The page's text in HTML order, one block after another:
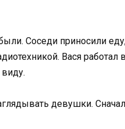
Соседи приносили
Вася
девушки.